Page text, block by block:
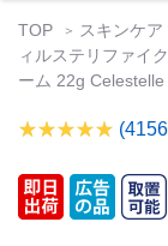
TOP スキンケ
ィルステリファイ
ーム 22g